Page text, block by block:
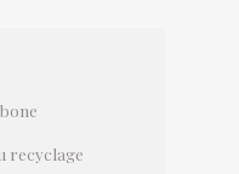
recyclage